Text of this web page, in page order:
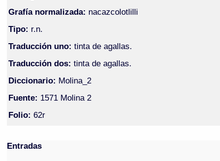
Grafía normalizada: nacazcolotlilli
Tipo: r.n.
Traducción uno: tinta de agallas.
Traducción dos: tinta de agallas.
Diccionario: Molina_2
Fuente: 1571 Molina 2
Folio: 62r
Entradas